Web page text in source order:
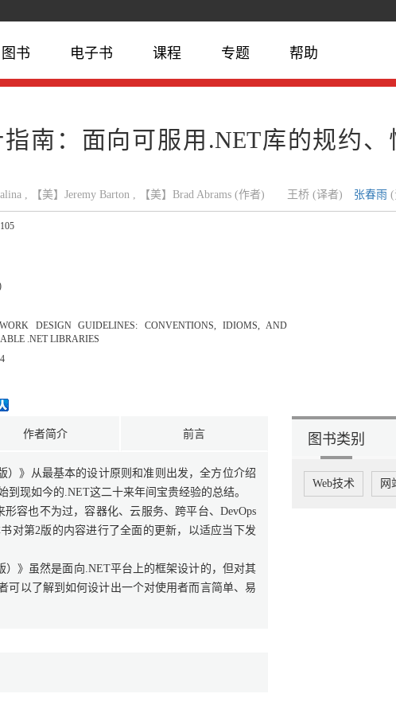
图书 电子书 课程 专题 帮助
南：面向可服用.NET库的规约
, 【美】Jeremy Barton , 【美】Brad Abrams (作者) 王桥 (译者) 张春雨 (
DESIGN GUIDELINES: CONVENTIONS, IDIOMS, AND
.NET LIBRARIES
作者简介 前言
）》从最基本的设计原则和准则出发，全方位介绍
到现如今的.NET这二十来年间宝贵经验的总结。
容也不为过，容器化、云服务、跨平台、DevOps
对第2版的内容进行了全面的更新，以适应当下发
）》虽然是面向.NET平台上的框架设计的，但对其
可以了解到如何设计出一个对使用者而言简单、易
图书类别
Web技术 网